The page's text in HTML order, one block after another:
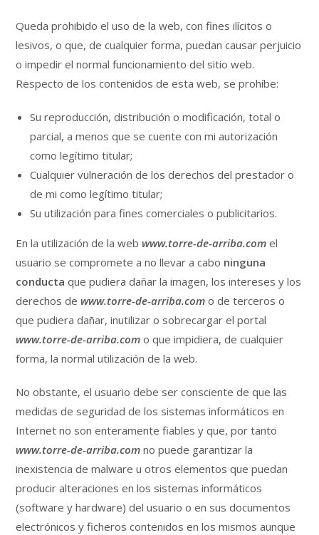
Queda prohibido el uso de la web, con fines ilícitos o
lesivos, o que, de cualquier forma, puedan causar perjuicio
o impedir el normal funcionamiento del sitio web.
Respecto de los contenidos de esta web, se prohíbe:
Su reproducción, distribución o modificación, total o
parcial, a menos que se cuente con mi autorización
como legítimo titular;
Cualquier vulneración de los derechos del prestador o
de mi como legítimo titular;
Su utilización para fines comerciales o publicitarios.
En la utilización de la web www.torre-de-arriba.com el
usuario se compromete a no llevar a cabo ninguna
conducta que pudiera dañar la imagen, los intereses y los
derechos de www.torre-de-arriba.com o de terceros o
que pudiera dañar, inutilizar o sobrecargar el portal
www.torre-de-arriba.com o que impidiera, de cualquier
forma, la normal utilización de la web.
No obstante, el usuario debe ser consciente de que las
medidas de seguridad de los sistemas informáticos en
Internet no son enteramente fiables y que, por tanto
www.torre-de-arriba.com no puede garantizar la
inexistencia de malware u otros elementos que puedan
producir alteraciones en los sistemas informáticos
(software y hardware) del usuario o en sus documentos
electrónicos y ficheros contenidos en los mismos aunque